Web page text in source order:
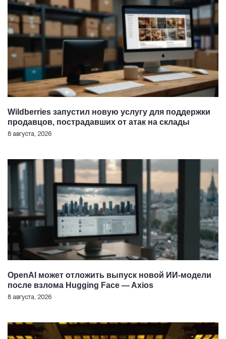
Wildberries запустил новую услугу для поддержки
продавцов, пострадавших от атак на склады
8 августа, 2026
OpenAI может отложить выпуск новой ИИ-модели
после взлома Hugging Face — Axios
8 августа, 2026